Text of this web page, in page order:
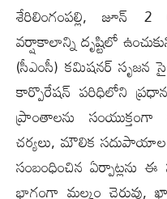
శేరిలింగంపల్లి, జూన్ 2
వర్షాకాలాన్ని దృష్టిలో
(సీఎంసీ) కమిషనర్
కార్పొరేషన్ పరిధిలోని
ప్రాంతాలను సంయుక్తంగా
చర్యలు, మౌలిక సదుపాయాల
సంబంధించిన ఏర్పాట్లను
భాగంగా మల్కం చెరువు,